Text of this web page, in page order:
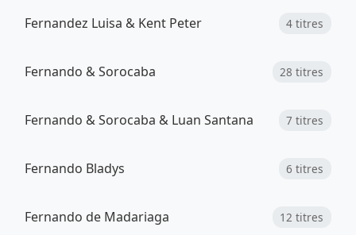
Fernandez Luisa & Kent Peter 4 titres
Fernando & Sorocaba 28 titres
Fernando & Sorocaba & Luan Santana 7 titres
Fernando Bladys 6 titres
Fernando de Madariaga 12 titres